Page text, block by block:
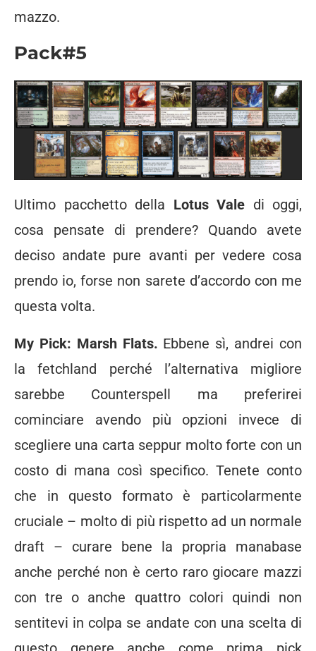
mazzo.
Pack#5
Ultimo pacchetto della Lotus Vale di oggi,
cosa pensate di prendere? Quando avete
deciso andate pure avanti per vedere cosa
prendo io, forse non sarete d’accordo con me
questa volta.
My Pick: Marsh Flats. Ebbene sì, andrei con
la fetchland perché l’alternativa migliore
sarebbe Counterspell ma preferirei
cominciare avendo più opzioni invece di
scegliere una carta seppur molto forte con un
costo di mana così specifico. Tenete conto
che in questo formato è particolarmente
cruciale – molto di più rispetto ad un normale
draft – curare bene la propria manabase
anche perché non è certo raro giocare mazzi
con tre o anche quattro colori quindi non
sentitevi in colpa se andate con una scelta di